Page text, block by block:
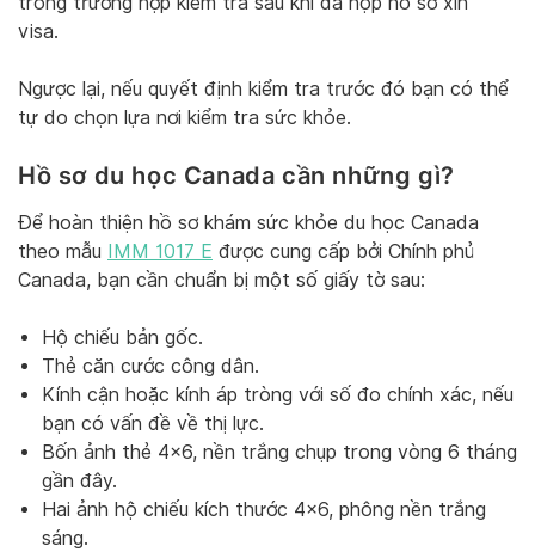
visa.
Ngược lại, nếu quyết định kiểm tra trước đó bạn có thể
tự do chọn lựa nơi kiểm tra sức khỏe.
Hồ sơ du học Canada cần những gì?
Để hoàn thiện hồ sơ khám sức khỏe du học Canada
theo mẫu
IMM 1017 E được cung cấp bởi Chính phủ
Canada, bạn cần chuẩn bị một số giấy tờ sau:
Hộ chiếu bản gốc.
Thẻ căn cước công dân.
Kính cận hoặc kính áp tròng với số đo chính xác, nếu
bạn có vấn đề về thị lực.
Bốn ảnh thẻ 4×6, nền trắng chụp trong vòng 6 tháng
gần đây.
Hai ảnh hộ chiếu kích thước 4×6, phông nền trắng
sáng.